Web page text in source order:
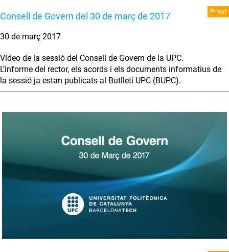
Consell de Govern del 30 de març de 2017 Privat
30 de març 2017
Vídeo de la sessió del Consell de Govern de la UPC.
L’informe del rector, els acords i els documents informatius de
la sessió ja estan publicats al Butlletí UPC (BUPC).